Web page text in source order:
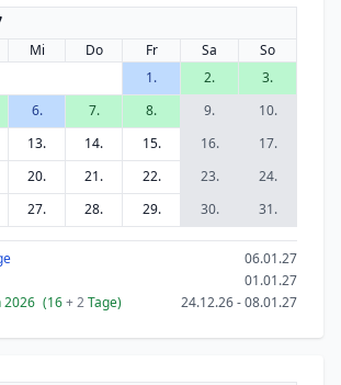
Mi Do Fr Sa
So
1.
2.
3.
6. 7. 8. 9.
10.
13. 14. 15. 16.
17.
20. 21. 22. 23.
24.
27. 28. 29. 30. 31.
06.01.27
01.01.27
2026 (16+ 2Tage) 24.12.26 - 08.01.27